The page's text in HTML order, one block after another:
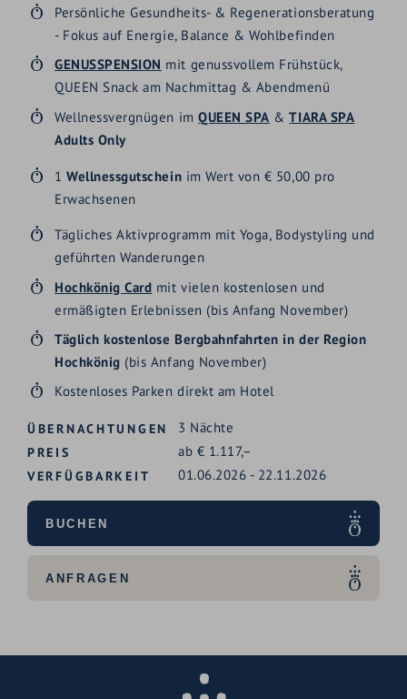
Persönliche Gesundheits- & Regenerationsberatung
- Fokus auf Energie, Balance & Wohlbefinden
GENUSSPENSION mit genussvollem Frühstück,
QUEEN Snack am Nachmittag & Abendmenü
Wellnessvergnügen imQUEEN SPA &TIARA SPA
Adults Only
1Wellnessgutschein im Wert von € 50,00 pro
Erwachsenen
Tägliches Aktivprogramm mit Yoga, Bodystyling und
geführten Wanderungen
Hochkönig Card mit vielen kostenlosen und
ermäßigten Erlebnissen (bis Anfang November)
Täglich kostenlose Bergbahnfahrten in der Region
Hochkönig (bis Anfang November)
Kostenloses Parken direkt am Hotel
ÜBERNACHTUNGEN 3 Nächte
PREIS ab € 1.117,–
VERFÜGBARKEIT 01.06.2026 - 22.11.2026
BUCHEN
ANFRAGEN